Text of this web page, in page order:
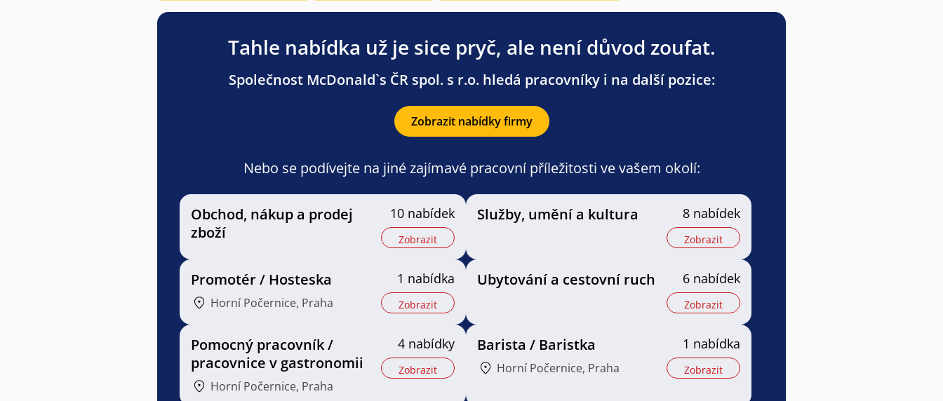
Tahle nabídka už je sice pryč, ale není důvod zoufat.
Společnost McDonald`s ČR spol. s r.o. hledá pracovníky i na další pozice:
Zobrazit nabídky firmy
Nebo se podívejte na jiné zajímavé pracovní příležitosti ve vašem okolí:
Obchod, nákup a prodej
zboží
10 nabídek
Zobrazit
Služby, umění a kultura 8 nabídek
Zobrazit
Promotér / Hosteska
Horní Počernice, Praha
1 nabídka
Zobrazit
Ubytování a cestovní ruch 6 nabídek
Zobrazit
Pomocný pracovník /
pracovnice v gastronomii
Horní Počernice, Praha
4 nabídky
Zobrazit
Barista / Baristka
Horní Počernice, Praha
1 nabídka
Zobrazit